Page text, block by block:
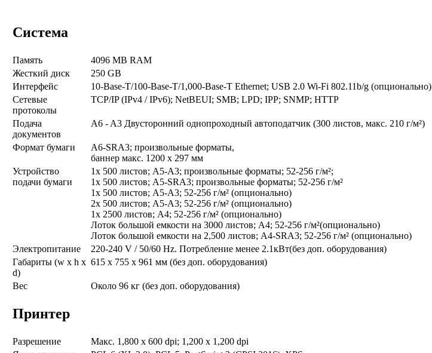
Система
Память
4096 MB RAM
Жесткий диск
250 GB
Интерфейс
10-Base-T/100-Base-T/1,000-Base-T Ethernet; USB 2.0 Wi-Fi 802.11b/g (опционально)
Сетевые
протоколы
TCP/IP (IPv4 / IPv6); NetBEUI; SMB; LPD; IPP; SNMP; HTTP
Подача
документов
A6 - A3 Двусторонний однопроходный автоподатчик (300 листов, макс. 210 г/м²)
Формат бумаги
A6-SRA3; произвольные форматы,
баннер макс. 1200 x 297 мм
Устройство
подачи бумаги
1x 500 листов; A5-A3; произвольные форматы; 52-256 г/м²;
1x 500 листов; A5-SRA3; произвольные форматы; 52-256 г/м²
1x 500 листов; A5-A3; 52-256 г/м² (опционально)
2x 500 листов; A5-A3; 52-256 г/м² (опционально)
1x 2500 листов; A4; 52-256 г/м² (опционально)
Лоток большой емкости на 3000 листов; A4; 52-256 г/м²(опционально)
Лоток большой емкости на 2,500 листов; A4-SRA3; 52-256 г/м² (опционально)
Электропитание
220-240 V / 50/60 Hz. Потребление менее 2.1кВт(без доп. оборудования)
Габариты (w x h x
d)
615 x 755 x 961 мм (без доп. оборудования)
Вес Около 96 кг (без доп. оборудования)
Принтер
Разрешение
Макс. 1,800 x 600 dpi; 1,200 x 1,200 dpi